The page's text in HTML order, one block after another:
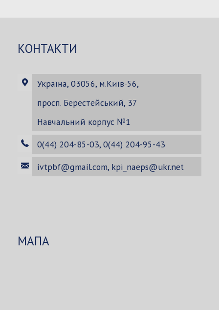
КОНТАКТИ
Україна, 03056, м.Київ-56,
просп. Берестейський, 37
Навчальний корпус №1
0(44) 204-85-03, 0(44) 204-95-43
ivtpbf@gmail.com, kpi_naeps@ukr.net
МАПА